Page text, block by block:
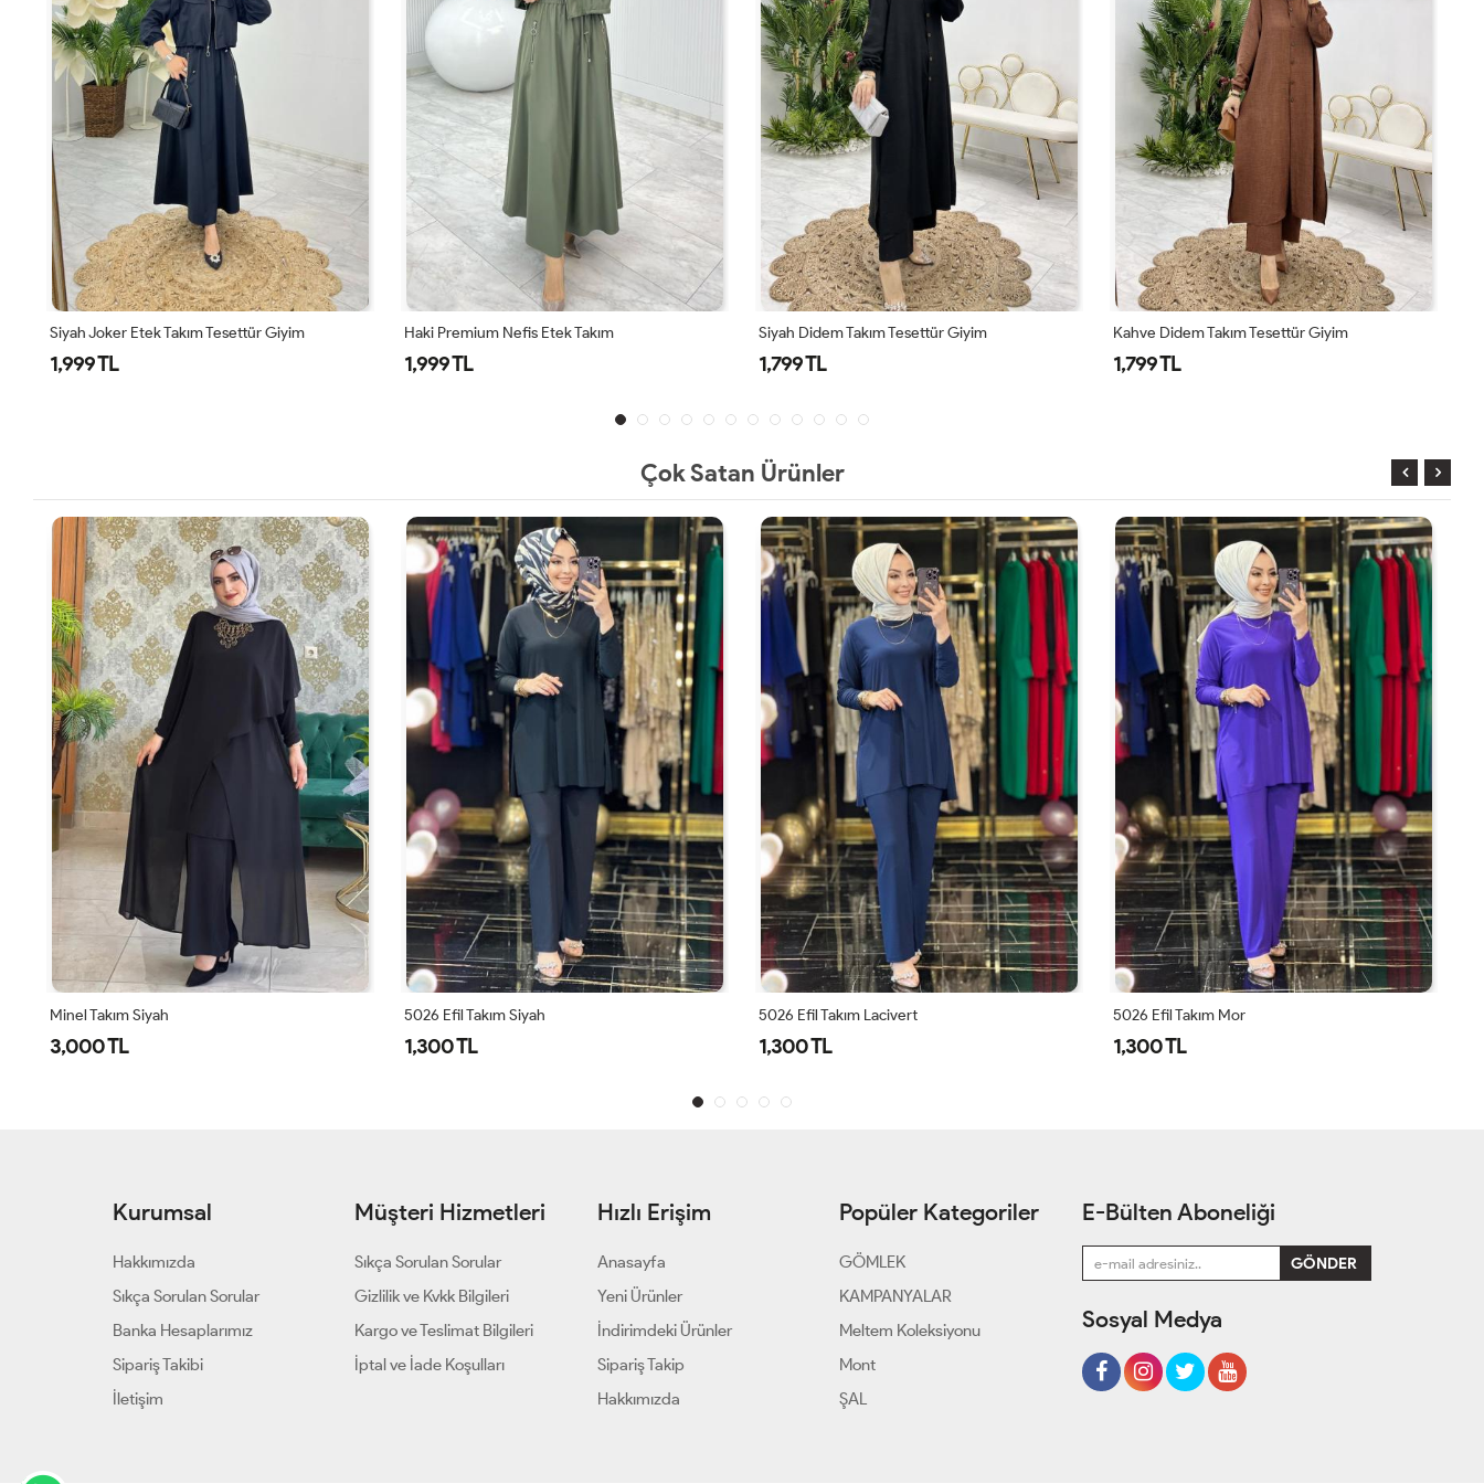
Siyah Joker Etek Takım Tesettür Giyim
1,999 TL
Haki Premium Nefis Etek Takım
1,999 TL
Siyah Didem Takım Tesettür Giyim
1,799 TL
Kahve Didem Takım Tesettür Giyim
1,799 TL
Çok Satan Ürünler
Minel Takım Siyah
3,000 TL
5026 Efil Takım Siyah
1,300 TL
5026 Efil Takım Lacivert
1,300 TL
5026 Efil Takım Mor
1,300 TL
Kurumsal
Hakkımızda
Sıkça Sorulan Sorular
Banka Hesaplarımız
Sipariş Takibi
İletişim
Müşteri Hizmetleri
Sıkça Sorulan Sorular
Gizlilik ve Kvkk Bilgileri
Kargo ve Teslimat Bilgileri
İptal ve İade Koşulları
Hızlı Erişim
Anasayfa
Yeni Ürünler
İndirimdeki Ürünler
Sipariş Takip
Hakkımızda
Popüler Kategoriler
GÖMLEK
KAMPANYALAR
Meltem Koleksiyonu
Mont
ŞAL
E-Bülten Aboneliği
Sosyal Medya